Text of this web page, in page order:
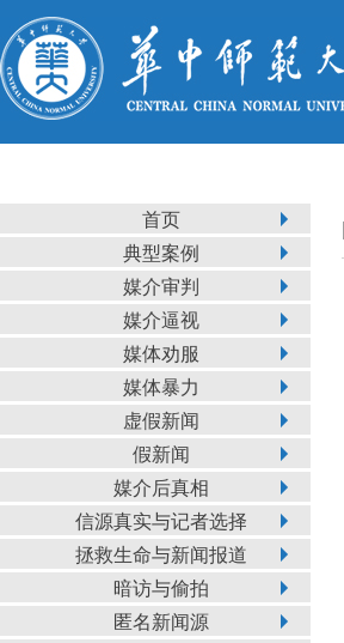
首页
典型案例
媒介审判
媒介逼视
媒体劝服
媒体暴力
虚假新闻
假新闻
媒介后真相
信源真实与记者选择
拯救生命与新闻报道
暗访与偷拍
匿名新闻源